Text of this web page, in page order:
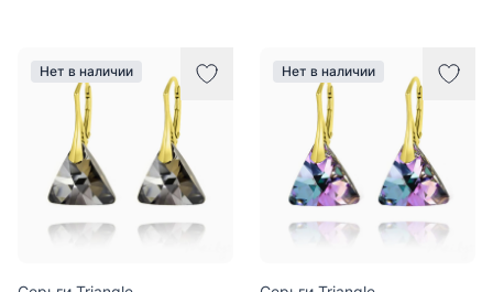
Нет в наличии Нет в наличии